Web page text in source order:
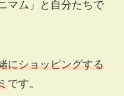
マム」と自分たちで
にショッピングする
です。